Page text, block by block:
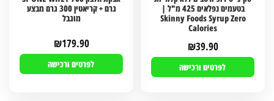
בטעמים נפלאים 425 מ"ל |
Skinny Foods Syrup Zero
Calories
₪39.90
לפרטים ורכישה
גרם + קריאטין 300 גרם מבצע
מוגבל
₪179.90
לפרטים ורכישה